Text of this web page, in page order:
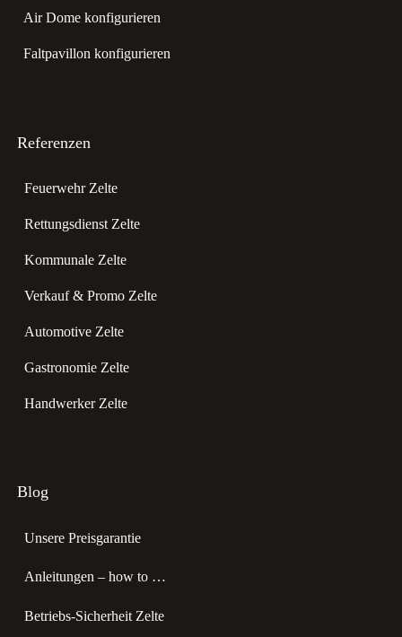
Air Dome konfigurieren
Faltpavillon konfigurieren
Referenzen
Feuerwehr Zelte
Rettungsdienst Zelte
Kommunale Zelte
Verkauf & Promo Zelte
Automotive Zelte
Gastronomie Zelte
Handwerker Zelte
Blog
Unsere Preisgarantie
Anleitungen – how to …
Betriebs-Sicherheit Zelte